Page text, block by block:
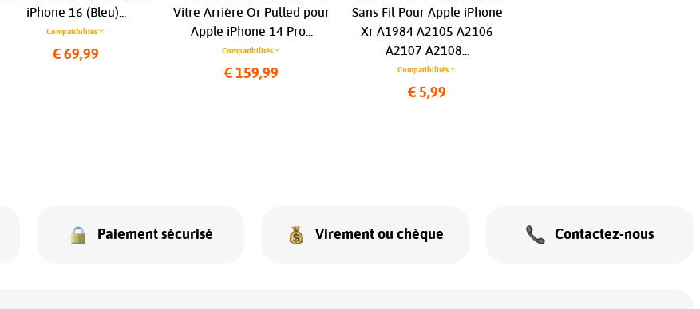
iPhone 16 (Bleu)...
Compatibilités
€ 69,99
Vitre Arrière Or Pulled pour
Apple iPhone 14 Pro...
Compatibilités
€ 159,99
Sans Fil Pour Apple iPhone
Xr A1984 A2105 A2106
A2107 A2108...
Compatibilités
€ 5,99
Paiement sécurisé Virement ou chèque Contactez-nous